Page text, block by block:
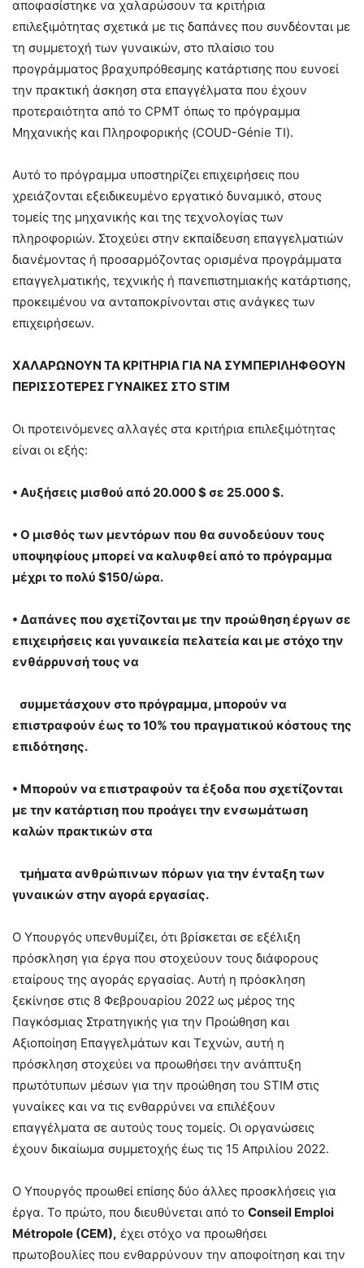
αποφασίστηκε να χαλαρώσουν τα κριτήρια
επιλεξιμότητας σχετικά με τις δαπάνες που συνδέονται με
τη συμμετοχή των γυναικών, στο πλαίσιο του
προγράμματος βραχυπρόθεσμης κατάρτισης που ευνοεί
την πρακτική άσκηση στα επαγγέλματα που έχουν
προτεραιότητα από το CPMT όπως το πρόγραμμα
Μηχανικής και Πληροφορικής (COUD-Génie TI).
Αυτό το πρόγραμμα υποστηρίζει επιχειρήσεις που
χρειάζονται εξειδικευμένο εργατικό δυναμικό, στους
τομείς της μηχανικής και της τεχνολογίας των
πληροφοριών. Στοχεύει στην εκπαίδευση επαγγελματιών
διανέμοντας ή προσαρμόζοντας ορισμένα προγράμματα
επαγγελματικής, τεχνικής ή πανεπιστημιακής κατάρτισης,
προκειμένου να ανταποκρίνονται στις ανάγκες των
επιχειρήσεων.
ΧΑΛΑΡΩΝΟΥΝ ΤΑ ΚΡΙΤΗΡΙΑ ΓΙΑ ΝΑ ΣΥΜΠΕΡΙΛΗΦΘΟΥΝ
ΠΕΡΙΣΣΟΤΕΡΕΣ ΓΥΝΑΙΚΕΣ ΣΤΟ STΙM
Οι προτεινόμενες αλλαγές στα κριτήρια επιλεξιμότητας
είναι οι εξής:
• Αυξήσεις μισθού από 20.000 $ σε 25.000 $.
• Ο μισθός των μεντόρων που θα συνοδεύουν τους
υποψηφίους μπορεί να καλυφθεί από το πρόγραμμα
μέχρι το πολύ $150/ώρα.
• Δαπάνες που σχετίζονται με την προώθηση έργων σε
επιχειρήσεις και γυναικεία πελατεία και με στόχο την
ενθάρρυνσή τους να
συμμετάσχουν στο πρόγραμμα, μπορούν να
επιστραφούν έως το 10% του πραγματικού κόστους της
επιδότησης.
• Μπορούν να επιστραφούν τα έξοδα που σχετίζονται
με την κατάρτιση που προάγει την ενσωμάτωση
καλών πρακτικών στα
τμήματα ανθρώπινων πόρων για την ένταξη των
γυναικών στην αγορά εργασίας.
Ο Υπουργός υπενθυμίζει, ότι βρίσκεται σε εξέλιξη
πρόσκληση για έργα που στοχεύουν τους διάφορους
εταίρους της αγοράς εργασίας. Αυτή η πρόσκληση
ξεκίνησε στις 8 Φεβρουαρίου 2022 ως μέρος της
Παγκόσμιας Στρατηγικής για την Προώθηση και
Αξιοποίηση Επαγγελμάτων και Τεχνών, αυτή η
πρόσκληση στοχεύει να προωθήσει την ανάπτυξη
πρωτότυπων μέσων για την προώθηση του STΙM στις
γυναίκες και να τις ενθαρρύνει να επιλέξουν
επαγγέλματα σε αυτούς τους τομείς. Οι οργανώσεις
έχουν δικαίωμα συμμετοχής έως τις 15 Απριλίου 2022.
Ο Υπουργός προωθεί επίσης δύο άλλες προσκλήσεις για
έργα. Το πρώτο, που διευθύνεται από το Conseil Emploi
Métropole (CEM), έχει στόχο να προωθήσει
πρωτοβουλίες που ενθαρρύνουν την αποφοίτηση και την